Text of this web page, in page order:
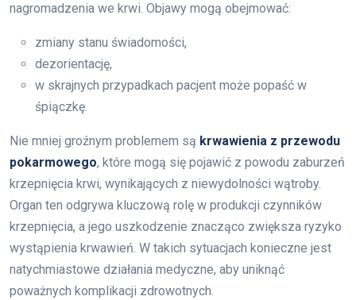
nagromadzenia we krwi. Objawy mogą obejmować:
zmiany stanu świadomości,
dezorientację,
w skrajnych przypadkach pacjent może popaść w
śpiączkę.
Nie mniej groźnym problemem są krwawienia z przewodu
pokarmowego, które mogą się pojawić z powodu zaburzeń
krzepnięcia krwi, wynikających z niewydolności wątroby.
Organ ten odgrywa kluczową rolę w produkcji czynników
krzepnięcia, a jego uszkodzenie znacząco zwiększa ryzyko
wystąpienia krwawień. W takich sytuacjach konieczne jest
natychmiastowe działania medyczne, aby uniknąć
poważnych komplikacji zdrowotnych.